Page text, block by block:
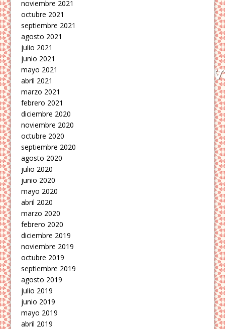
noviembre 2021
octubre 2021
septiembre 2021
agosto 2021
julio 2021
junio 2021
mayo 2021
abril 2021
marzo 2021
febrero 2021
diciembre 2020
noviembre 2020
octubre 2020
septiembre 2020
agosto 2020
julio 2020
junio 2020
mayo 2020
abril 2020
marzo 2020
febrero 2020
diciembre 2019
noviembre 2019
octubre 2019
septiembre 2019
agosto 2019
julio 2019
junio 2019
mayo 2019
abril 2019